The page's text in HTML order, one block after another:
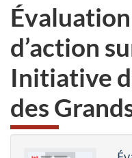
d’action
Initiative
des